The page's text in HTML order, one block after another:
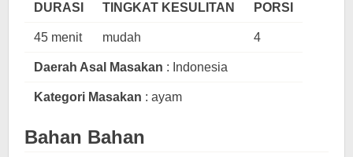
DURASI TINGKAT KESULITAN PORSI
45 menit mudah 4
Daerah Asal Masakan : Indonesia
Kategori Masakan : ayam
Bahan Bahan